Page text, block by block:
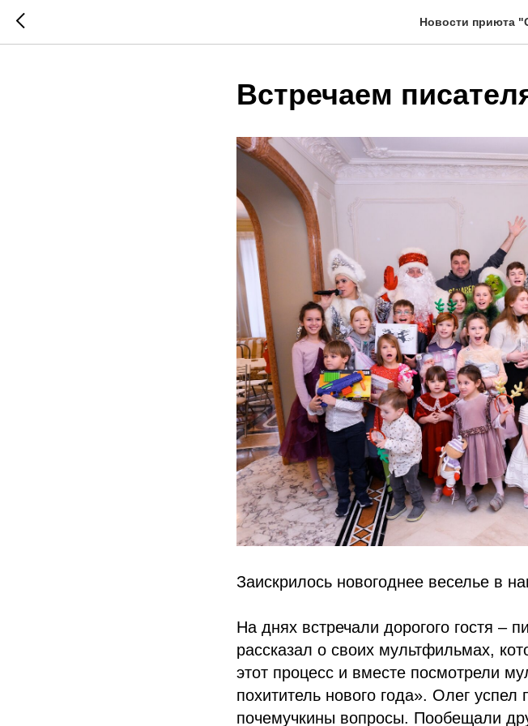
Новости приюта
Встречаем
Заискрилось новогоднее веселье в
На днях встречали дорогого гостя –
рассказал о своих мультфильмах,
этот процесс и вместе посмотрели
похититель нового года». Олег
почемучкины вопросы. Пообещали